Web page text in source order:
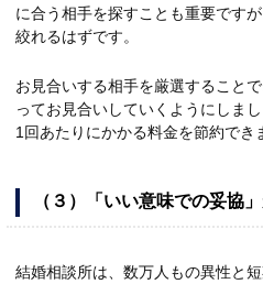
に合う相手を探すことも重要です
絞れるはずです。
お見合いする相手を厳選すること
ってお見合いしていくようにしま
1回あたりにかかる料金を節約でき
（３）「いい意味での妥協
結婚相談所は、数万人もの異性と